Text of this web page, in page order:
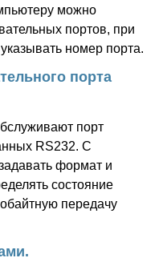
можно
портов, при
номер порта.
порта
порт
RS232. С
формат и
состояние
передачу